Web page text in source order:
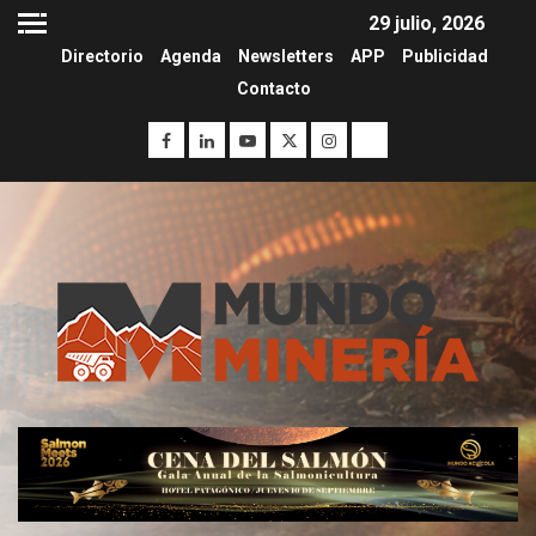
29 julio, 2026
Directorio Agenda Newsletters APP
Publicidad
Contacto